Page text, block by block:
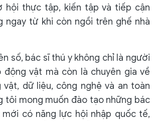
hội thực tập, kiến tập và tiếp cận
ngay từ khi còn ngồi trên ghế nhà
số, bác sĩ thú y không chỉ là người
động vật mà còn là chuyên gia về
dữ liệu, công nghệ và an toàn
tôi mong muốn đào tạo những bác
có năng lực hội nhập quốc tế,